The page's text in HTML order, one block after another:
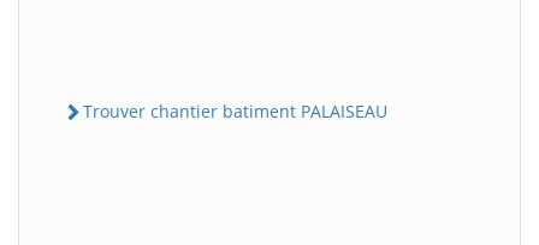
Trouver chantier batiment PALAISEAU